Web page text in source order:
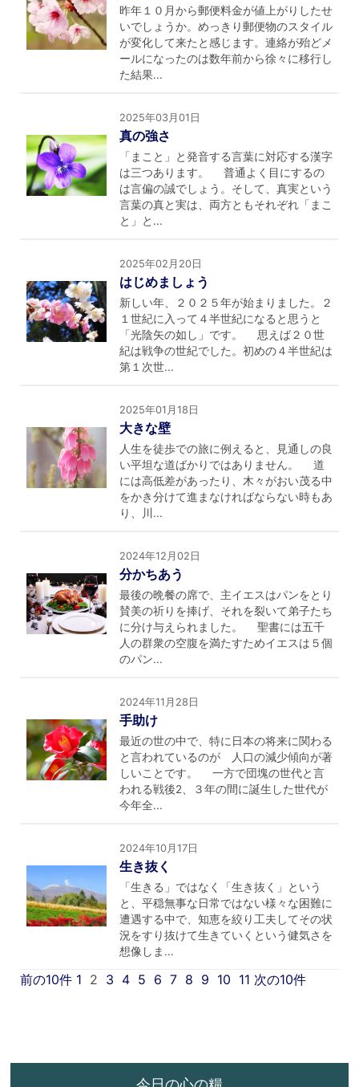
昨年１０月から郵便料金が値上がりしたせ
いでしょうか。めっきり郵便物のスタイル
が変化して来たと感じます。連絡が殆どメ
ールになったのは数年前から徐々に移行し
た結果...
2025年03月01日
真の強さ
「まこと」と発音する言葉に対応する漢字
は三つあります。 普通よく目にするの
は言偏の誠でしょう。そして、真実という
言葉の真と実は、両方ともそれぞれ「まこ
と」と...
2025年02月20日
はじめましょう
新しい年、２０２５年が始まりました。２
１世紀に入って４半世紀になると思うと
「光陰矢の如し」です。 思えば２０世
紀は戦争の世紀でした。初めの４半世紀は
第１次世...
2025年01月18日
大きな壁
人生を徒歩での旅に例えると、見通しの良
い平坦な道ばかりではありません。 道
には高低差があったり、木々がおい茂る中
をかき分けて進まなければならない時もあ
り、川...
2024年12月02日
分かちあう
最後の晩餐の席で、主イエスはパンをとり
賛美の祈りを捧げ、それを裂いて弟子たち
に分け与えられました。 聖書には五千
人の群衆の空腹を満たすためイエスは５個
のパン...
2024年11月28日
手助け
最近の世の中で、特に日本の将来に関わる
と言われているのが 人口の減少傾向が著
しいことです。 一方で団塊の世代と言
われる戦後2、３年の間に誕生した世代が
今年全...
2024年10月17日
生き抜く
「生きる」ではなく「生き抜く」という
と、平穏無事な日常ではない様々な困難に
遭遇する中で、知恵を絞り工夫してその状
況をすり抜けて生きていくという健気さを
想像しま...
前の10件 1 2 3 4 5 6 7 8 9 10 11 次の10件